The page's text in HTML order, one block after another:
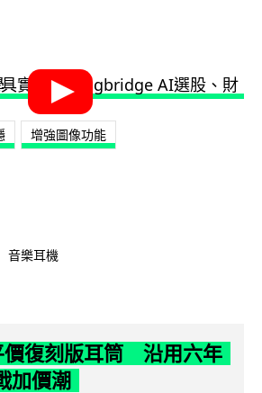
增強圖像功能
音樂耳機
價復刻版耳筒 沿用六年
加價潮